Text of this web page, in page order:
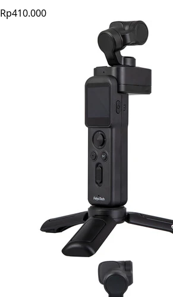
Rp410.000